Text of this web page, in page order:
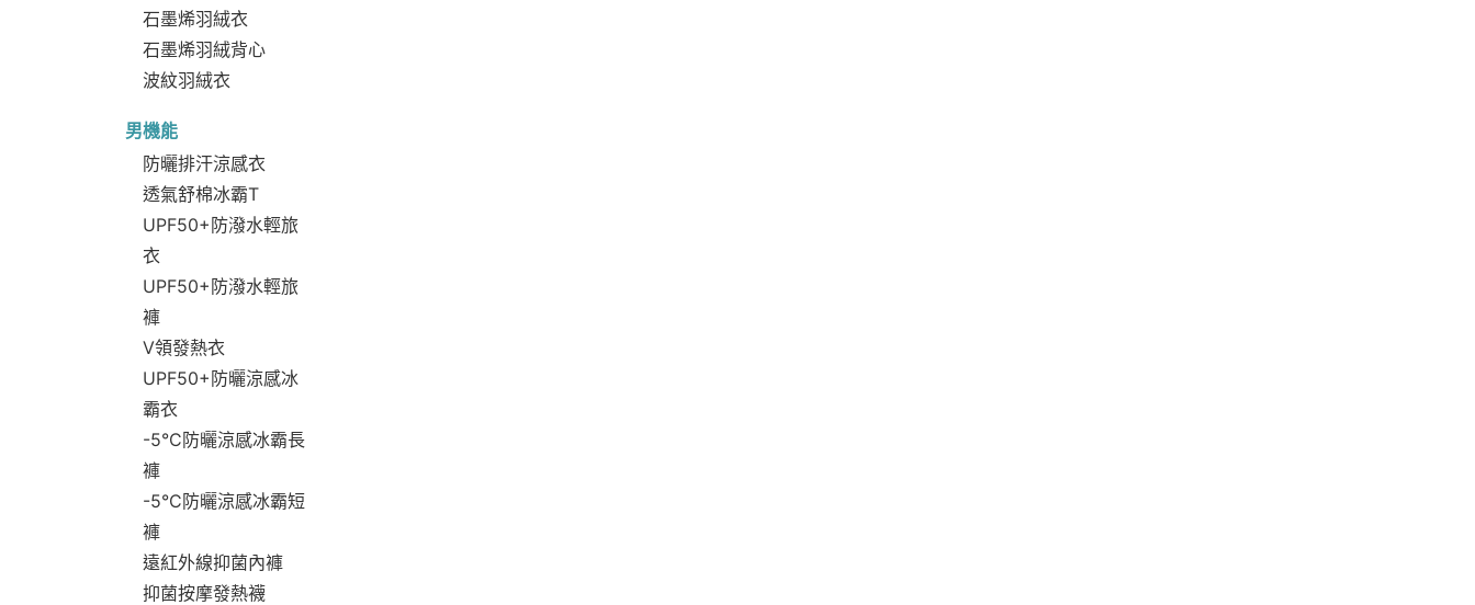
石墨烯羽絨衣
石墨烯羽絨背心
波紋羽絨衣
男機能
防曬排汗涼感衣
透氣舒棉冰霸T
UPF50+防潑水輕旅
衣
UPF50+防潑水輕旅
褲
V領發熱衣
UPF50+防曬涼感冰
霸衣
-5°C防曬涼感冰霸長
褲
-5°C防曬涼感冰霸短
褲
遠紅外線抑菌內褲
抑菌按摩發熱襪